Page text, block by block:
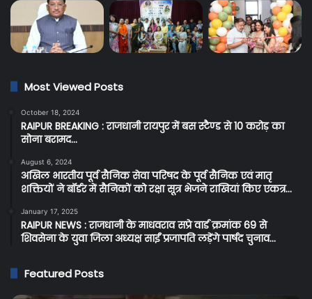
Most Viewed Posts
October 18, 2024
RAIPUR BREAKING : राजधानी रायपुर में बस स्टैण्ड से 10 करोड़ का
सोना बरामद…
August 6, 2024
अखिल भारतीय पूर्व सैनिक सेवा परिषद के पूर्व सैनिक एवं मातृ
शक्तियों ने बॉर्डर में सैनिकों को रक्षा सूत्र भेजने राखियां किए एकत्र…
January 17, 2025
RAIPUR NEWS : राजधानी के माधवराव सप्रे वार्ड क्रमांक 69 से
शिवसेना के युवा जिला अध्यक्ष साईं प्रजापति लड़ेंगे पार्षद चुनाव…
Featured Posts